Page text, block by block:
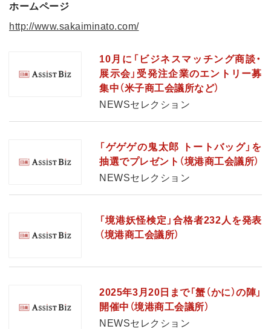
ホームページ
http://www.sakaiminato.com/
10月に「ビジネスマッチング商談・
展示会」受発注企業のエントリー募
集中（米子商工会議所など）
NEWSセレクション
「ゲゲゲの鬼太郎 トートバッグ」を
抽選でプレゼント（境港商工会議所）
NEWSセレクション
「境港妖怪検定」合格者232人を発表
（境港商工会議所）
2025年3月20日まで「蟹（かに）の陣」
開催中（境港商工会議所）
NEWSセレクション